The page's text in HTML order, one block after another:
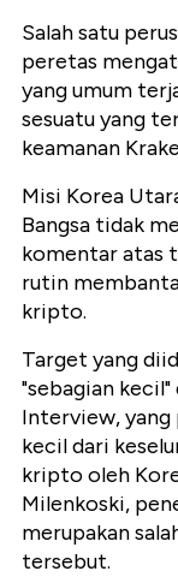
Salah satu
peretas
yang umum
sesuatu yang
keamanan
Misi Korea
Bangsa tidak
komentar atas
rutin
kripto.
Target yang
"sebagian
Interview, yang
kecil dari
kripto oleh
Milenkoski,
merupakan
tersebut.